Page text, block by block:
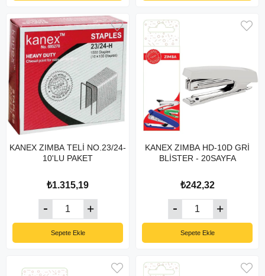
KANEX ZIMBA TELİ NO.23/24-
10'LU PAKET
₺1.315,19
Sepete Ekle
KANEX ZIMBA HD-10D GRİ
BLİSTER - 20SAYFA
₺242,32
Sepete Ekle